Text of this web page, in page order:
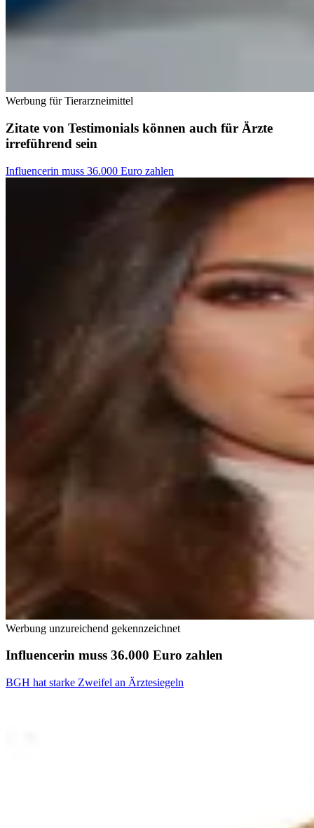
Werbung für Tierarzneimittel
Zitate von Testimonials können auch für Ärzte
irreführend sein
Influencerin muss 36.000 Euro zahlen
Werbung unzureichend gekennzeichnet
Influencerin muss 36.000 Euro zahlen
BGH hat starke Zweifel an Ärztesiegeln